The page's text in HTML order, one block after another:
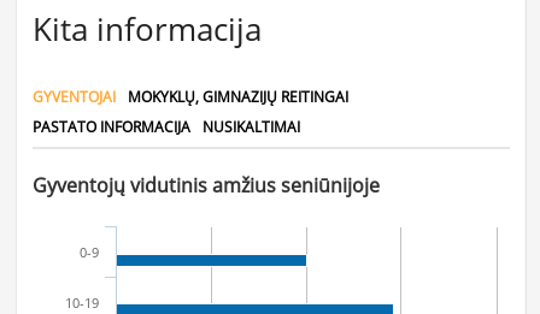
Kita informacija
GYVENTOJAI
MOKYKLŲ, GIMNAZIJŲ REITINGAI
PASTATO INFORMACIJA
NUSIKALTIMAI
Gyventojų vidutinis amžius seniūnijoje
0-9
10-19